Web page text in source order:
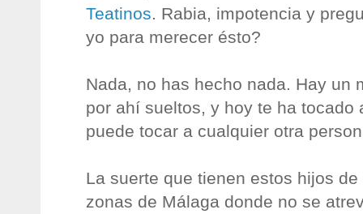
Teatinos . Rabia, impotencia y
yo para merecer ésto?
Nada, no has hecho nada. Hay un
por ahí sueltos, y hoy te ha tocado
puede tocar a cualquier otra
La suerte que tienen estos hijos
zonas de Málaga donde no se